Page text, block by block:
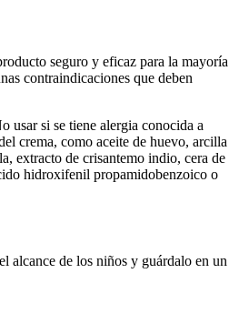
seguro y eficaz para la mayoría
contraindicaciones que deben
usar si se tiene alergia conocida a
crema, como aceite de huevo, arcilla
extracto de crisantemo indio, cera de
hidroxifenil propamidobenzoico o
alcance de los niños y guárdalo en un